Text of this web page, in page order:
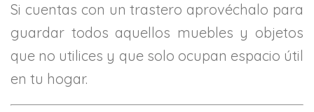
Si cuentas con un trastero aprovéchalo para
guardar todos aquellos muebles y objetos
que no utilices y que solo ocupan espacio útil
en tu hogar.